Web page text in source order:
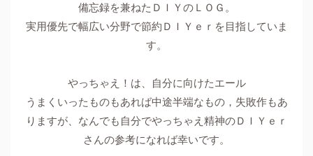
備忘録を兼ねたＤＩＹのＬＯＧ。
実用優先で幅広い分野で節約ＤＩＹｅｒを目指していま
す。
やっちゃえ！は、自分に向けたエール
うまくいったものもあれば中途半端なもの，失敗作もあ
りますが、なんでも自分でやっちゃえ精神のＤＩＹｅｒ
さんの参考になれば幸いです。